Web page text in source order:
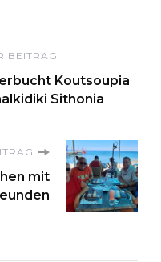
BEITRAG
Koutsoupia
Sithonia
mit